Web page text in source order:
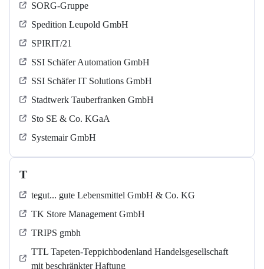
SORG-Gruppe
Spedition Leupold GmbH
SPIRIT/21
SSI Schäfer Automation GmbH
SSI Schäfer IT Solutions GmbH
Stadtwerk Tauberfranken GmbH
Sto SE & Co. KGaA
Systemair GmbH
T
tegut... gute Lebensmittel GmbH & Co. KG
TK Store Management GmbH
TRIPS gmbh
TTL Tapeten-Teppichbodenland Handelsgesellschaft
mit beschränkter Haftung